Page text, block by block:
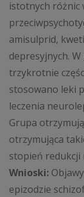
istotnych różnic
amisulprid,
depresyjnych.
trzykrotnie
stosowano leki
leczenia
Grupa
otrzymująca
stopień redukcji
Wnioski:
epizodzie